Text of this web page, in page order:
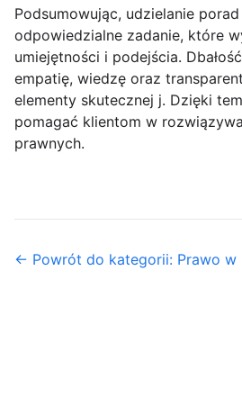
Podsumowując, udzielanie
odpowiedzialne zadanie, które
umiejętności i podejścia.
empatię, wiedzę oraz
elementy skutecznej j. Dzięki
pomagać klientom w
prawnych.
← Powrót do kategorii: Prawo w